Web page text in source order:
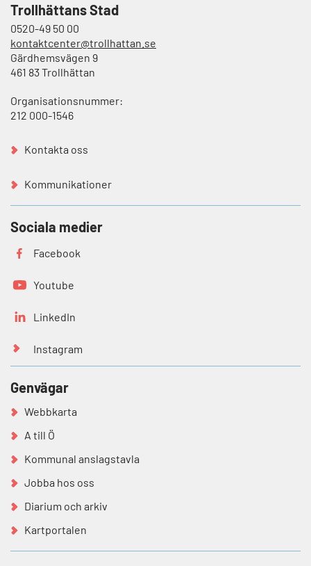
Trollhättans Stad
0520-49 50 00
kontaktcenter@trollhattan.se
Gärdhemsvägen 9
461 83 Trollhättan
Organisationsnummer:
212 000-1546
Kontakta oss
Kommunikationer
Sociala medier
Facebook
Youtube
LinkedIn
Instagram
Genvägar
Webbkarta
A till Ö
Kommunal anslagstavla
Jobba hos oss
Diarium och arkiv
Kartportalen